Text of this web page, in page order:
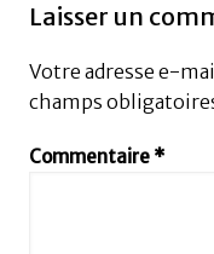
Laisser un
Votre adresse e-
champs
Commentaire *